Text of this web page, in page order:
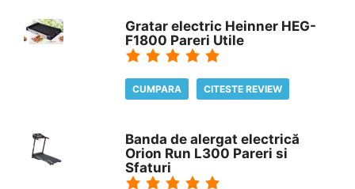
Gratar electric Heinner HEG-
F1800 Pareri Utile
CUMPARA CITESTE REVIEW
Banda de alergat electrică
Orion Run L300 Pareri si
Sfaturi